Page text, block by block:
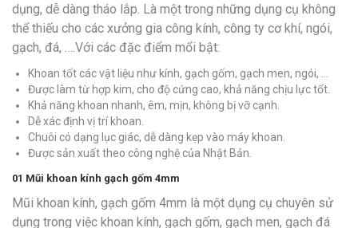
dụng, dễ dàng tháo lắp. Là một trong những dụng cụ không
thể thiếu cho các xưởng gia công kính, công ty cơ khí, ngói,
gạch, đá, ….Với các đặc điểm mổi bật:
Khoan tốt các vật liệu như kính, gạch gốm, gạch men, ngói, …
Được làm từ hợp kim, cho độ cứng cao, khả năng chịu lực tốt.
Khả năng khoan nhanh, êm, mịn, không bị vỡ cạnh.
Dễ xác định vị trí khoan.
Chuôi có dạng lục giác, dễ dàng kẹp vào máy khoan.
Được sản xuất theo công nghệ của Nhật Bản.
01 Mũi khoan kính gạch gốm 4mm
Mũi khoan kính, gạch gốm 4mm là một dụng cụ chuyên sử
dụng trong việc khoan kính, gạch gốm, gạch men, gạch đá